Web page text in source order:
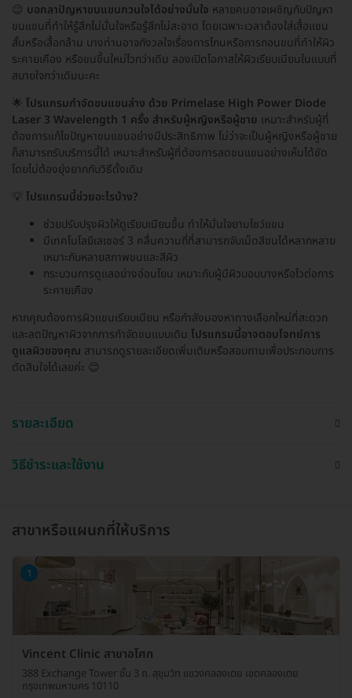
😉 บอกลาปัญหาขนแขนกวนใจได้อย่างมั่นใจ หลายคนอาจเผชิญกับปัญหา
ขนแขนที่ทำให้รู้สึกไม่มั่นใจหรือรู้สึกไม่สะอาด โดยเฉพาะเวลาต้องใส่เสื้อแขน
สั้นหรือเสื้อกล้าม บางท่านอาจกังวลใจเรื่องการโกนหรือการถอนขนที่ทำให้ผิว
ระคายเคือง หรือขนขึ้นใหม่ไวกว่าเดิม ลองเปิดโอกาสให้ผิวเรียบเนียนในแบบที่
สบายใจกว่าเดิมนะคะ
🌟 โปรแกรมกำจัดขนแขนล่าง ด้วย Primelase High Power Diode
Laser 3 Wavelength 1 ครั้ง สำหรับผู้หญิงหรือผู้ชาย เหมาะสำหรับผู้ที่
ต้องการแก้ไขปัญหาขนแขนอย่างมีประสิทธิภาพ ไม่ว่าจะเป็นผู้หญิงหรือผู้ชาย
ก็สามารถรับบริการนี้ได้ เหมาะสำหรับผู้ที่ต้องการลดขนแขนอย่างเห็นได้ชัด
โดยไม่ต้องยุ่งยากกับวิธีดั้งเดิม
💡 โปรแกรมนี้ช่วยอะไรบ้าง?
ช่วยปรับปรุงผิวให้ดูเรียบเนียนขึ้น ทำให้มั่นใจยามโชว์แขน
มีเทคโนโลยีเลเซอร์ 3 คลื่นความถี่ที่สามารถจับเม็ดสีขนได้หลากหลาย
เหมาะกับหลายสภาพขนและสีผิว
กระบวนการดูแลอย่างอ่อนโยน เหมาะกับผู้มีผิวบอบบางหรือไวต่อการ
ระคายเคือง
หากคุณต้องการผิวแขนเรียบเนียน หรือกำลังมองหาทางเลือกใหม่ที่สะดวก
และลดปัญหาผิวจากการกำจัดขนแบบเดิม โปรแกรมนี้อาจตอบโจทย์การ
ดูแลผิวของคุณ สามารถดูรายละเอียดเพิ่มเติมหรือสอบถามเพื่อประกอบการ
ตัดสินใจได้เลยค่ะ 😊
รายละเอียด
วิธีชำระและใช้งาน
สาขาหรือแผนกที่ให้บริการ
1
Vincent Clinic สาขาอโศก
388 Exchange Tower ชั้น 3 ถ. สุขุมวิท แขวงคลองเตย เขตคลองเตย
กรุงเทพมหานคร 10110